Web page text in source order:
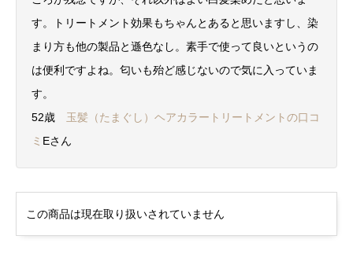
す。トリートメント効果もちゃんとあると思いますし、染
まり方も他の製品と遜色なし。素手で使って良いというの
は便利ですよね。匂いも殆ど感じないので気に入っていま
す。
52歳 玉髪（たまぐし）ヘアカラートリートメントの口コ
ミ Eさん
この商品は現在取り扱いされていません